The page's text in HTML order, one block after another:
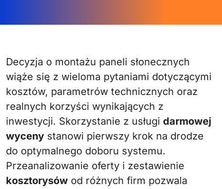
Decyzja o montażu paneli słonecznych
wiąże się z wieloma pytaniami dotyczącymi
kosztów, parametrów technicznych oraz
realnych korzyści wynikających z
inwestycji. Skorzystanie z usługi darmowej
wyceny stanowi pierwszy krok na drodze
do optymalnego doboru systemu.
Przeanalizowanie oferty i zestawienie
kosztorysów od różnych firm pozwala